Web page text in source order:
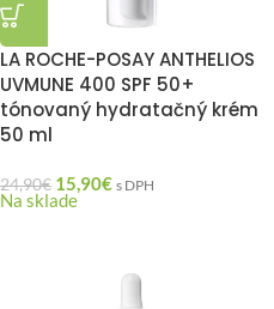
LA ROCHE-POSAY ANTHELIOS
UVMUNE 400 SPF 50+
tónovaný hydratačný krém
50 ml
24,90€ 15,90€ s DPH
Na sklade